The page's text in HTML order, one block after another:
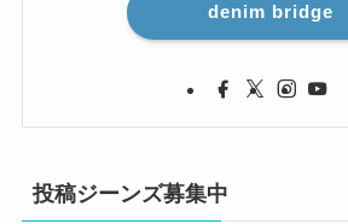
denim bridge
投稿ジーンズ募集中